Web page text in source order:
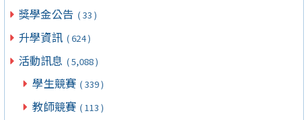
獎學金公告 ( 33 )
升學資訊 ( 624 )
活動訊息 ( 5,088 )
學生競賽 ( 339 )
教師競賽 ( 113 )